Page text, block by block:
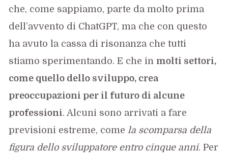
che, come sappiamo, parte da molto prima
dell’avvento di ChatGPT, ma che con questo
ha avuto la cassa di risonanza che tutti
stiamo sperimentando. E che in molti settori,
come quello dello sviluppo, crea
preoccupazioni per il futuro di alcune
professioni. Alcuni sono arrivati a fare
previsioni estreme, come la scomparsa della
figura dello sviluppatore entro cinque anni. Per